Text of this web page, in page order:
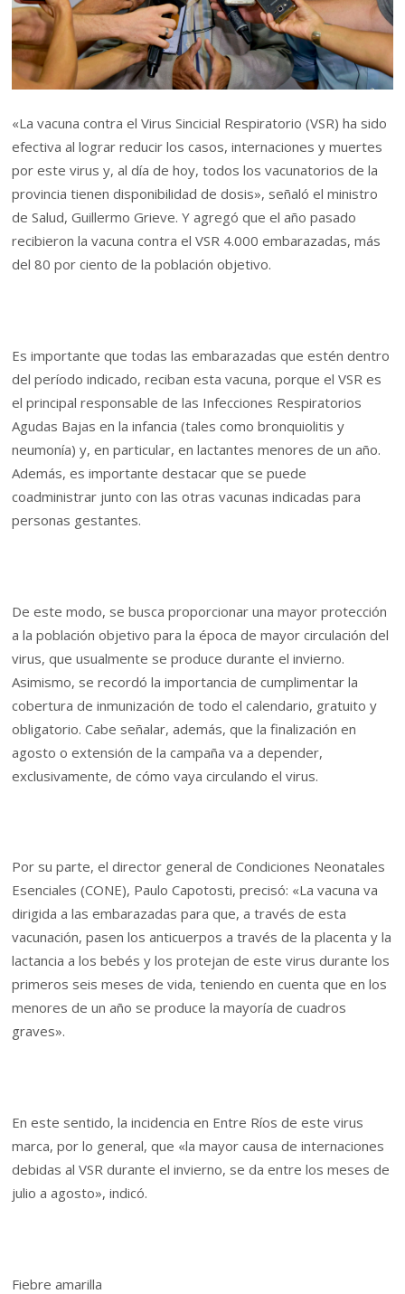
«La vacuna contra el Virus Sincicial Respiratorio (VSR) ha sido
efectiva al lograr reducir los casos, internaciones y muertes
por este virus y, al día de hoy, todos los vacunatorios de la
provincia tienen disponibilidad de dosis», señaló el ministro
de Salud, Guillermo Grieve. Y agregó que el año pasado
recibieron la vacuna contra el VSR 4.000 embarazadas, más
del 80 por ciento de la población objetivo.
Es importante que todas las embarazadas que estén dentro
del período indicado, reciban esta vacuna, porque el VSR es
el principal responsable de las Infecciones Respiratorios
Agudas Bajas en la infancia (tales como bronquiolitis y
neumonía) y, en particular, en lactantes menores de un año.
Además, es importante destacar que se puede
coadministrar junto con las otras vacunas indicadas para
personas gestantes.
De este modo, se busca proporcionar una mayor protección
a la población objetivo para la época de mayor circulación del
virus, que usualmente se produce durante el invierno.
Asimismo, se recordó la importancia de cumplimentar la
cobertura de inmunización de todo el calendario, gratuito y
obligatorio. Cabe señalar, además, que la finalización en
agosto o extensión de la campaña va a depender,
exclusivamente, de cómo vaya circulando el virus.
Por su parte, el director general de Condiciones Neonatales
Esenciales (CONE), Paulo Capotosti, precisó: «La vacuna va
dirigida a las embarazadas para que, a través de esta
vacunación, pasen los anticuerpos a través de la placenta y la
lactancia a los bebés y los protejan de este virus durante los
primeros seis meses de vida, teniendo en cuenta que en los
menores de un año se produce la mayoría de cuadros
graves».
En este sentido, la incidencia en Entre Ríos de este virus
marca, por lo general, que «la mayor causa de internaciones
debidas al VSR durante el invierno, se da entre los meses de
julio a agosto», indicó.
Fiebre amarilla